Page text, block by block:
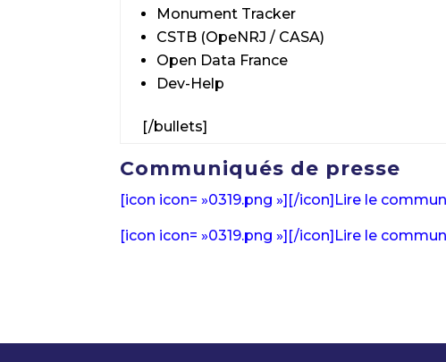
Monument Tracker
CSTB (OpeNRJ / CASA)
Open Data France
Dev-Help
[/bullets]
Communiqués de presse
[icon icon= »0319.png »][/icon]Lire le
[icon icon= »0319.png »][/icon]Lire le